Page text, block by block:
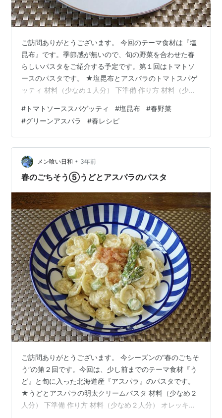
ご訪問ありがとうございます。 今回のテーマ食材は『塩
昆布』です。季節感が無いので、旬の野菜を合わせた春
らしいパスタをご紹介する予定です。第１回はトマトソ
ースのパスタです。 ★塩昆布とアスパラのトマトスパゲ
ッティ 材料（少なめ１人分） 下準備 作り方 材料（少な
ク（潰す） １/２片 グリーンアスパラ ２本 ミニトマト ３
個 ●調味料など オリーブオイル 適量 トマトソース 大さ
じ３ 塩、コショウ 各適量 下準備 ①グリーンアスパラ：
根元の硬い部分は切り落とし、ハカマは包丁で取り除
く。４〜５㎝長さの斜め薄切りにする。 ②ミニトマト：
四つ割り…
# トマトソーススパゲッティ #塩昆布 #春野菜
#グリーンアスパラ #春レシピ
メン喰い日和 • 3年前
春のごちそう⑤うどとアスパラのパスタ
ご訪問ありがとうございます。 今シーズンの“春のごちそ
う”の第２回です。今回は、少し前までのテーマ食材『う
ど』と旬に入った北海道産『アスパラ』のパスタです。
★うどとアスパラの明太クリームパスタ 材料（少なめ２
人分） 下準備 作り方 材料（少なめ２人分） オレッキエ